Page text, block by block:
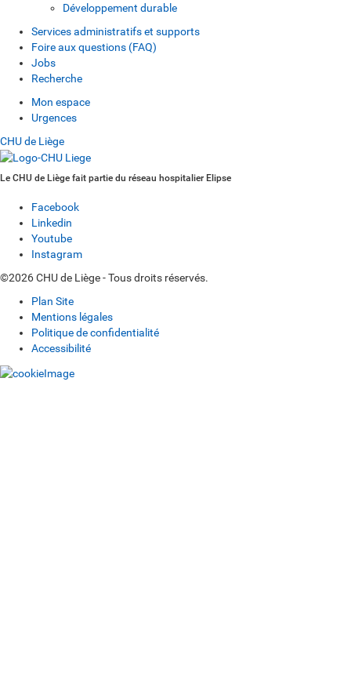
Développement durable
Services administratifs et supports
Foire aux questions (FAQ)
Jobs
Recherche
Mon espace
Urgences
CHU de Liège
Le CHU de Liège fait partie du réseau hospitalier Elipse
Facebook
Linkedin
Youtube
Instagram
©2026 CHU de Liège - Tous droits réservés.
Plan Site
Mentions légales
Politique de confidentialité
Accessibilité